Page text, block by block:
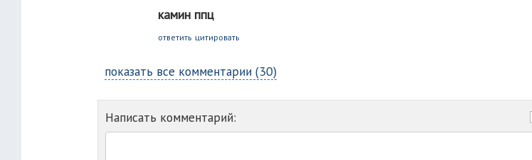
камин ппц
ответить цитировать
показать все комментарии (30)
Написать комментарий: